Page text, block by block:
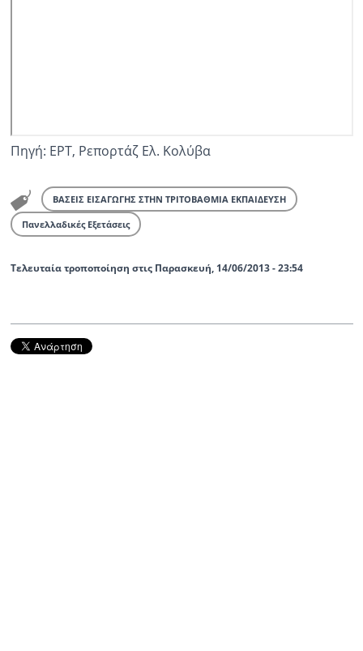
Πηγή: ΕΡΤ, Ρεπορτάζ Ελ. Κολύβα
ΒΑΣΕΙΣ ΕΙΣΑΓΩΓΗΣ ΣΤΗΝ ΤΡΙΤΟΒΑΘΜΙΑ ΕΚΠΑΙΔΕΥΣΗ
Πανελλαδικές Εξετάσεις
Τελευταία τροποποίηση στις Παρασκευή, 14/06/2013 - 23:54